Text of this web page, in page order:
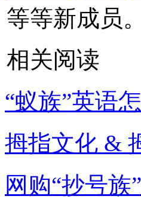
等等新成员。
相关阅读
“蚁族”英语
拇指文化 &
网购“抄号族”